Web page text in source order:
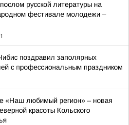
русской литературы на
фестивале молодежи –
поздравил заполярных
с профессиональным праздником
«Наш любимый регион» – новая
красоты Кольского